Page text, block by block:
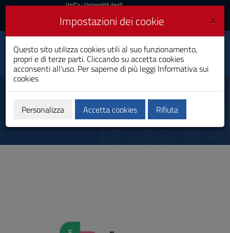
Vai
al
navigazione
sito
UniCa
Accedi
UniCa- Università degli
Accedi UniCA News
Toggle
navigation
EDUC
Progetto EDUC-SHARE
×
Impostazioni dei cookie
Questo sito utilizza cookies utili al suo funzionamento,
propri e di terze parti. Cliccando su accetta cookies
acconsenti all'uso. Per saperne di più leggi Informativa sui
cookies
Personalizza Accetta cookies Rifiuta